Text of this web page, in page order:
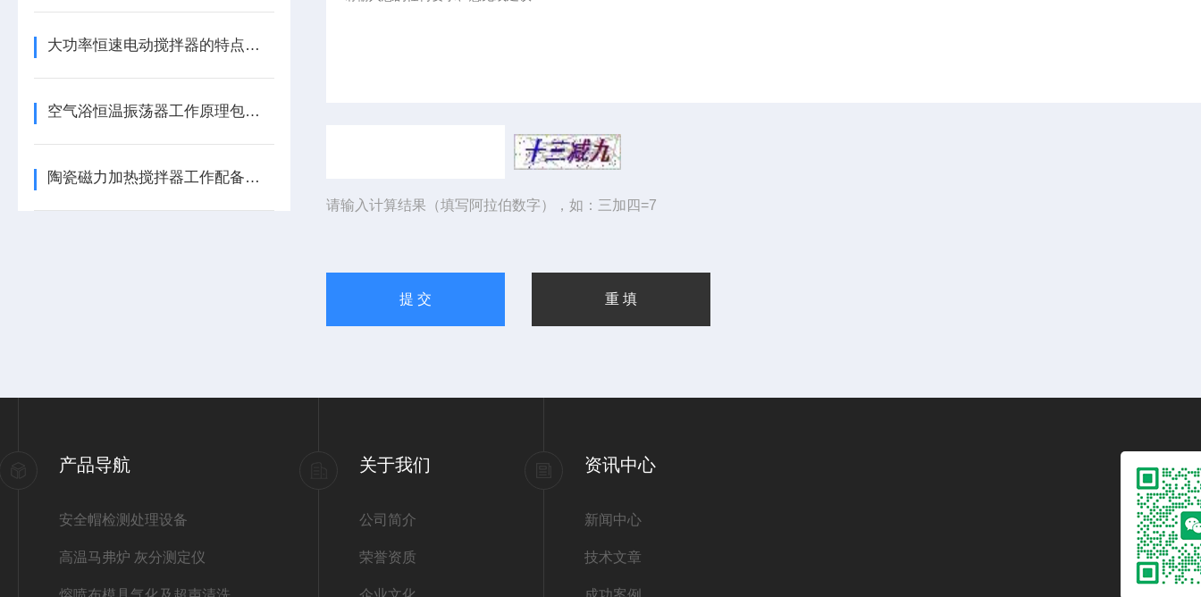
大功率恒速电动搅拌器的特点和应用领域
空气浴恒温振荡器工作原理包括哪两个方面？
陶瓷磁力加热搅拌器工作配备环境使用
请输入计算结果（填写阿拉伯数字），如：三加四=7
产品导航
安全帽检测处理设备
高温马弗炉 灰分测定仪
关于我们
公司简介
荣誉资质
资讯中心
新闻中心
技术文章